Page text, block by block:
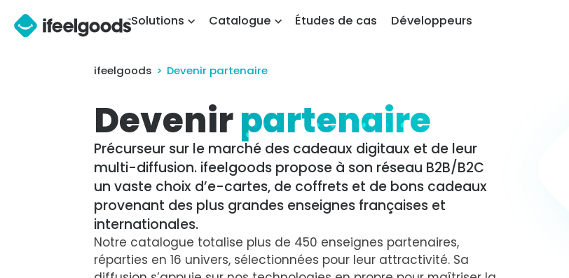
Solutions Catalogue Études de cas Développeurs
ifeelgoods Devenir partenaire
Devenirpartenaire
Précurseur sur le marché des cadeaux digitaux et de leur
multi-diffusion. ifeelgoods propose à son réseau B2B/B2C
un vaste choix d’e-cartes, de coffrets et de bons cadeaux
provenant des plus grandes enseignes françaises et
internationales.
Notre catalogue totalise plus de 450 enseignes partenaires,
réparties en 16 univers, sélectionnées pour leur attractivité. Sa